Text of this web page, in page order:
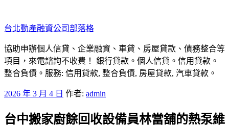
至
主
要
內
容
台北動產融資公司部落格
協助申辦個人信貸、企業融資、車貸、房屋貸款、債務整合等
項目，來電諮詢不收費！ 銀行貸款。個人信貸。信用貸款。
整合負債。服務: 信用貸款, 整合負債, 房屋貸款, 汽車貸款。
發
於
2026 年 3 月 4 日 作者: admin
台中搬家廚餘回收設備員林當舖的熱泵維